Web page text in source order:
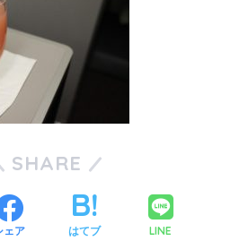
SHARE
ェア はてブ LINE